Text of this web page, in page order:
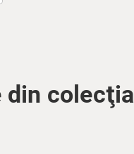
din colecţia